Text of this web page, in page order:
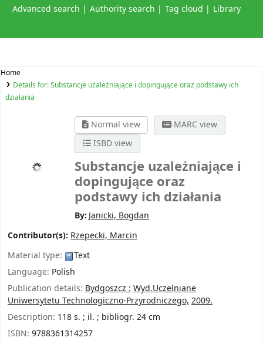
Advanced search Authority search Tag cloud Library
Home
Details for:Substancje uzależniające i dopingujące oraz podstawy ich
działania
Normal view
MARC view
ISBD view
Substancje uzależniające i
dopingujące oraz
podstawy ich działania
By: Janicki, Bogdan
Contributor(s): Rzepecki, Marcin
Material type:
Text
Language: Polish
Publication details: Bydgoszcz :Wyd.Uczelniane
Uniwersytetu Technologiczno-Przyrodniczego,2009.
Description: 118 s. ; il. ; bibliogr. 24 cm
ISBN: 9788361314257